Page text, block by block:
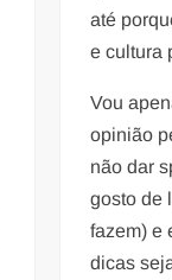
até
e cultura
Vou
opinião
não dar
gosto de
fazem) e
dicas